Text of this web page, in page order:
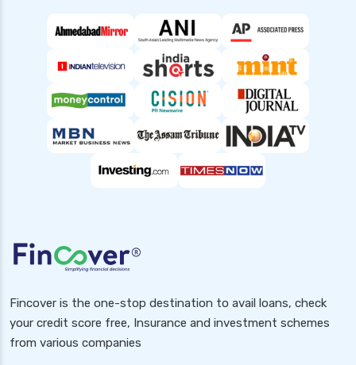
Fincover is the one-stop destination to avail loans, check
your credit score free, Insurance and investment schemes
from various companies